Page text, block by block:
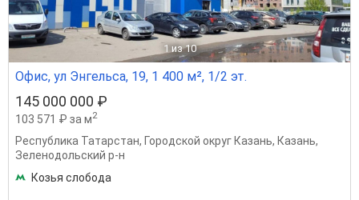
1 из 10
Офис, ул Энгельса, 19, 1 400 м², 1/2 эт.
145 000 000 ₽
103 571 ₽ за м2
Республика Татарстан, Городской округ Казань, Казань,
Зеленодольский р-н
Козья слобода